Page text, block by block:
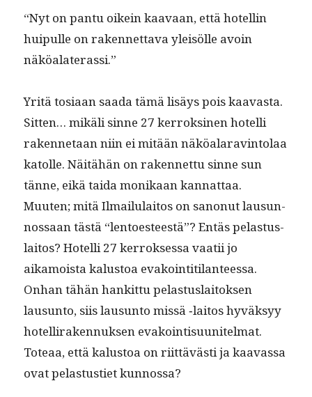
“Nyt on pan­tu oikein kaavaan, että hotellin
huip­ulle on raken­net­ta­va yleisölle avoin
näköalaterassi.”
Yritä tosi­aan saa­da tämä lisäys pois kaavas­ta.
Sit­ten… mikäli sinne 27 ker­roksi­nen hotel­li
raken­netaan niin ei mitään näköalar­avin­to­laa
katolle. Näitähän on raken­net­tu sinne sun
tänne, eikä tai­da monikaan kannattaa.
Muuten; mitä Ilmailu­laitos on sanonut lausun­
nos­saan tästä “lentoes­teestä”? Entäs pelas­tus­
laitos? Hotel­li 27 ker­rokses­sa vaatii jo
aikamoista kalus­toa evakoin­ti­ti­lanteessa.
Onhan tähän han­kit­tu pelas­tus­laitok­sen
lausun­to, siis lausun­to mis­sä ‑laitos hyväksyy
hotel­li­raken­nuk­sen evakoin­tisu­u­nitel­mat.
Toteaa, että kalus­toa on riit­tävästi ja kaavas­sa
ovat pelas­tusti­et kunnossa?